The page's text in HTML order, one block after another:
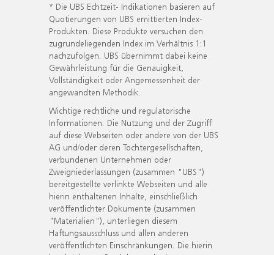
* Die UBS Echtzeit- Indikationen basieren auf
Quotierungen von UBS emittierten Index-
Produkten. Diese Produkte versuchen den
zugrundeliegenden Index im Verhältnis 1:1
nachzufolgen. UBS übernimmt dabei keine
Gewährleistung für die Genauigkeit,
Vollständigkeit oder Angemessenheit der
angewandten Methodik.
Wichtige rechtliche und regulatorische
Informationen. Die Nutzung und der Zugriff
auf diese Webseiten oder andere von der UBS
AG und/oder deren Tochtergesellschaften,
verbundenen Unternehmen oder
Zweigniederlassungen (zusammen "UBS")
bereitgestellte verlinkte Webseiten und alle
hierin enthaltenen Inhalte, einschließlich
veröffentlichter Dokumente (zusammen
"Materialien"), unterliegen diesem
Haftungsausschluss und allen anderen
veröffentlichten Einschränkungen. Die hierin